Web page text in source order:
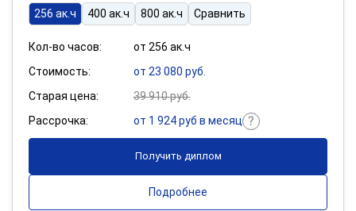
256 ак.ч
400 ак.ч 800 ак.ч Сравнить
Кол-во часов:
от 256 ак.ч
Стоимость:
от 23 080 руб.
Старая цена:
39 910 руб.
Рассрочка:
от 1 924 руб в месяц
Получить диплом
Подробнее